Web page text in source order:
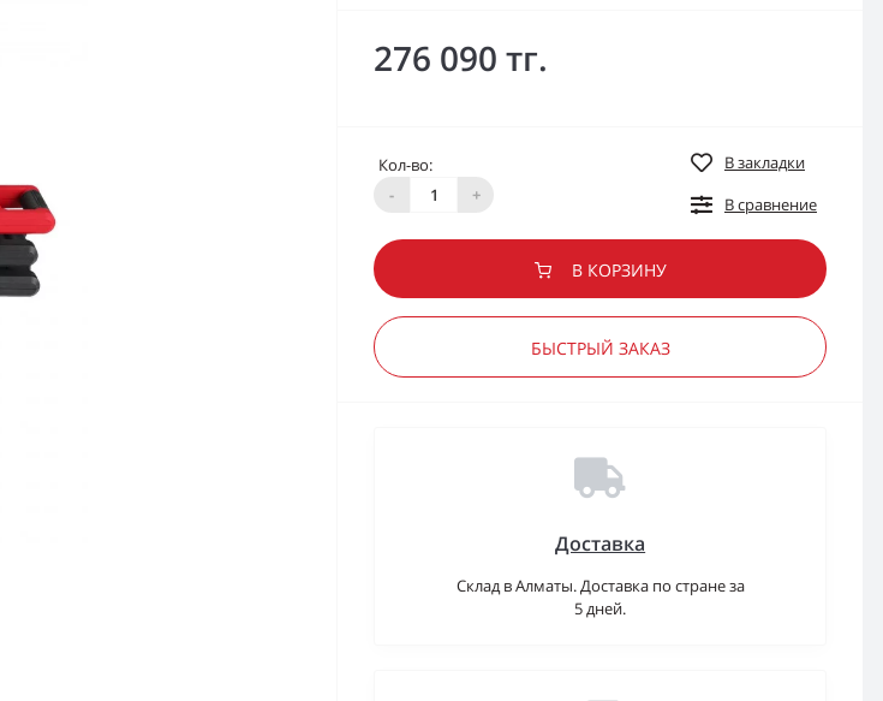
276 090 тг.
Кол-во:
-
+
В закладки
В сравнение
В КОРЗИНУ
БЫСТРЫЙ ЗАКАЗ
Доставка
Склад в Алматы. Доставка по стране за
5 дней.